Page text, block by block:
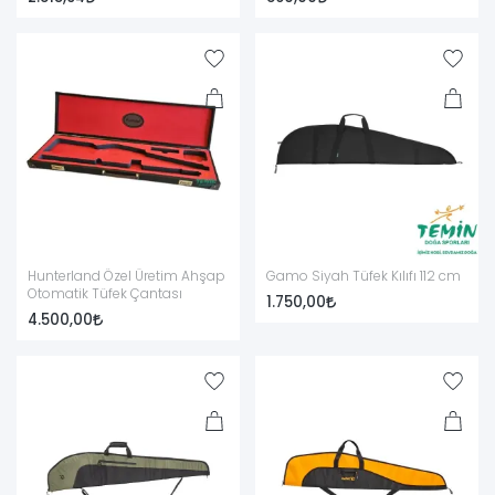
ekipmanları seçmelisiniz. İhtiyaç duyduğunuz her türlü tüfek
Hunterland Özel Üretim Ahşap
Otomatik Tüfek Çantası
4.500,00
Gamo Siyah Tüfek Kılıfı 112 cm
1.750,00